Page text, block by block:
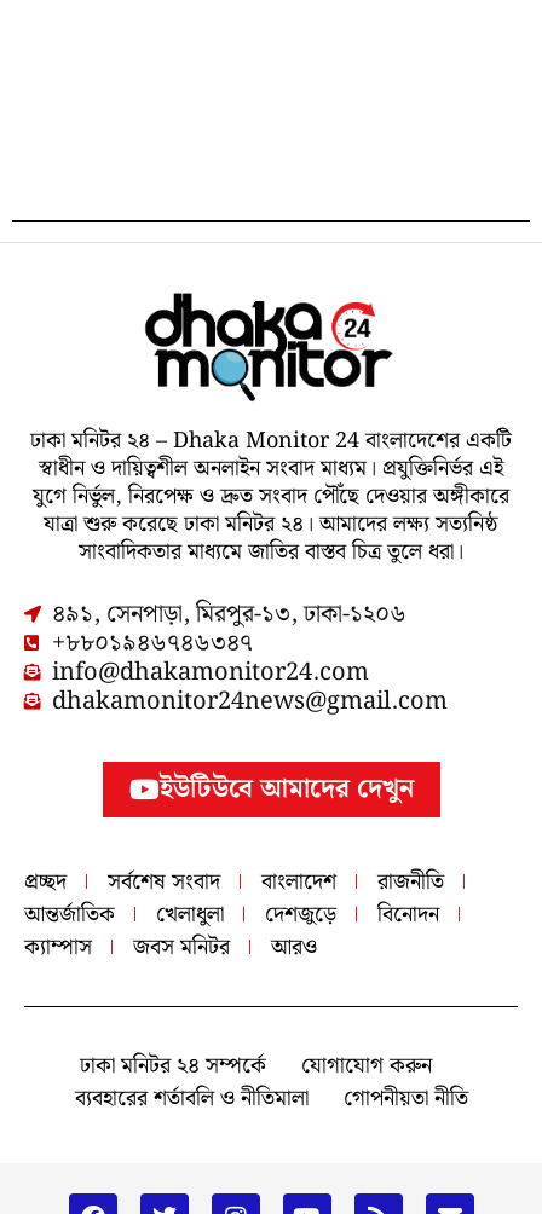
ঢাকা মনিটর ২৪ – Dhaka Monitor 24 বাংলাদেশের একটি
স্বাধীন ও দায়িত্বশীল অনলাইন সংবাদ মাধ্যম। প্রযুক্তিনির্ভর এই
যুগে নির্ভুল, নিরপেক্ষ ও দ্রুত সংবাদ পৌঁছে দেওয়ার অঙ্গীকারে
যাত্রা শুরু করেছে ঢাকা মনিটর ২৪। আমাদের লক্ষ্য সত্যনিষ্ঠ
সাংবাদিকতার মাধ্যমে জাতির বাস্তব চিত্র তুলে ধরা।
৪৯১, সেনপাড়া, মিরপুর-১৩, ঢাকা-১২০৬
+৮৮০১৯৪৬৭৪৬৩৪৭
info@dhakamonitor24.com
dhakamonitor24news@gmail.com
ইউটিউবে আমাদের দেখুন
প্রচ্ছদ সর্বশেষ সংবাদ বাংলাদেশ
রাজনীতি
আন্তর্জাতিক
খেলাধুলা দেশজুড়ে
বিনোদন
ক্যাম্পাস
জবস মনিটর আরও
ঢাকা মনিটর ২৪ সম্পর্কে
যোগাযোগ করুন
ব্যবহারের শর্তাবলি ও নীতিমালা
গোপনীয়তা নীতি